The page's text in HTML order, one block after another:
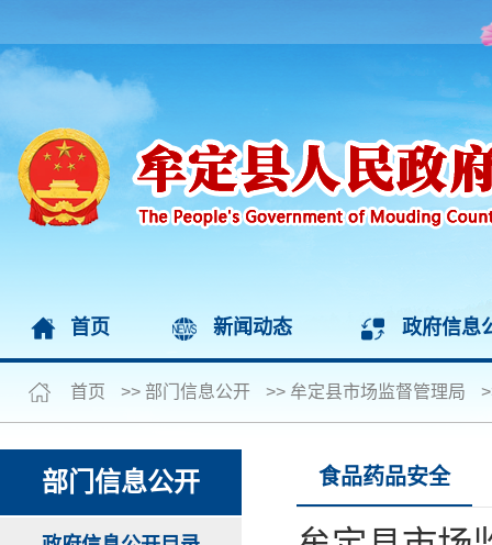
首页 新闻动态 政府信息
首页 >> 部门信息公开 >> 牟定县市场监督管理局
部门信息公开 食品药品安全